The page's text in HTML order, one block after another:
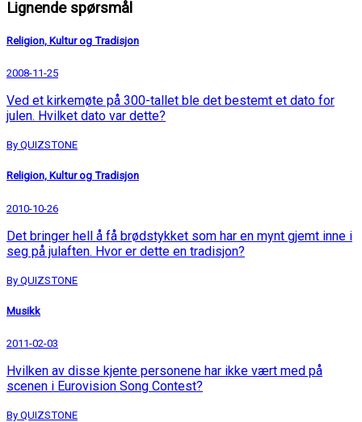
Lignende spørsmål
Religion, Kultur og Tradisjon
2008-11-25
Ved et kirkemøte på 300-tallet ble det bestemt et dato for
julen. Hvilket dato var dette?
By QUIZSTONE
Religion, Kultur og Tradisjon
2010-10-26
Det bringer hell å få brødstykket som har en mynt gjemt inne i
seg på julaften. Hvor er dette en tradisjon?
By QUIZSTONE
Musikk
2011-02-03
Hvilken av disse kjente personene har ikke vært med på
scenen i Eurovision Song Contest?
By QUIZSTONE